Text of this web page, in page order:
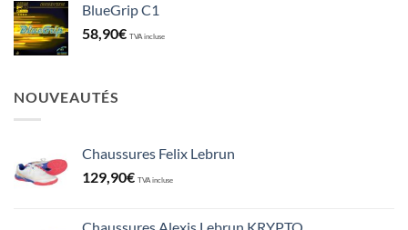
BlueGrip C1
58,90€ TVA incluse
NOUVEAUTÉS
Chaussures Felix Lebrun
129,90€ TVA incluse